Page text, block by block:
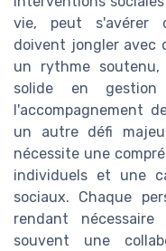
vie, peut s'avérer
doivent jongler avec
un rythme
solide en
l'accompagnement
un autre défi
nécessite une
individuels et une
sociaux. Chaque
rendant
souvent une